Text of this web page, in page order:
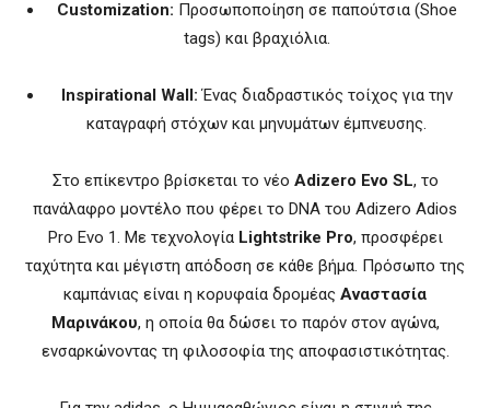
Customization: Προσωποποίηση σε παπούτσια (Shoe
tags) και βραχιόλια.
Inspirational Wall: Ένας διαδραστικός τοίχος για την
καταγραφή στόχων και μηνυμάτων έμπνευσης.
Στο επίκεντρο βρίσκεται το νέο Adizero Evo SL, το
πανάλαφρο μοντέλο που φέρει το DNA του Adizero Adios
Pro Evo 1. Με τεχνολογία Lightstrike Pro, προσφέρει
ταχύτητα και μέγιστη απόδοση σε κάθε βήμα. Πρόσωπο της
καμπάνιας είναι η κορυφαία δρομέας Αναστασία
Μαρινάκου, η οποία θα δώσει το παρόν στον αγώνα,
ενσαρκώνοντας τη φιλοσοφία της αποφασιστικότητας.